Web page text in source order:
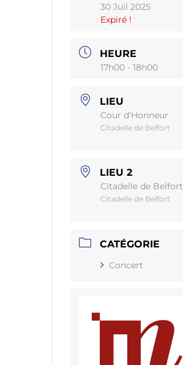
30 Juil 2025
Expiré !
HEURE
17h00 - 18h00
LIEU
Cour d'Honneur
Citadelle de Belfort
LIEU 2
Citadelle de Belfort
Citadelle de Belfort
CATÉGORIE
Concert